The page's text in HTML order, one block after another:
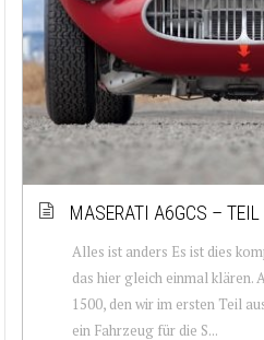
MASERATI A6GCS – TEIL
Alles ist anders Es ist dies
das hier gleich einmal klären.
1500, den wir im ersten Teil
ein Fahrzeug für die S...